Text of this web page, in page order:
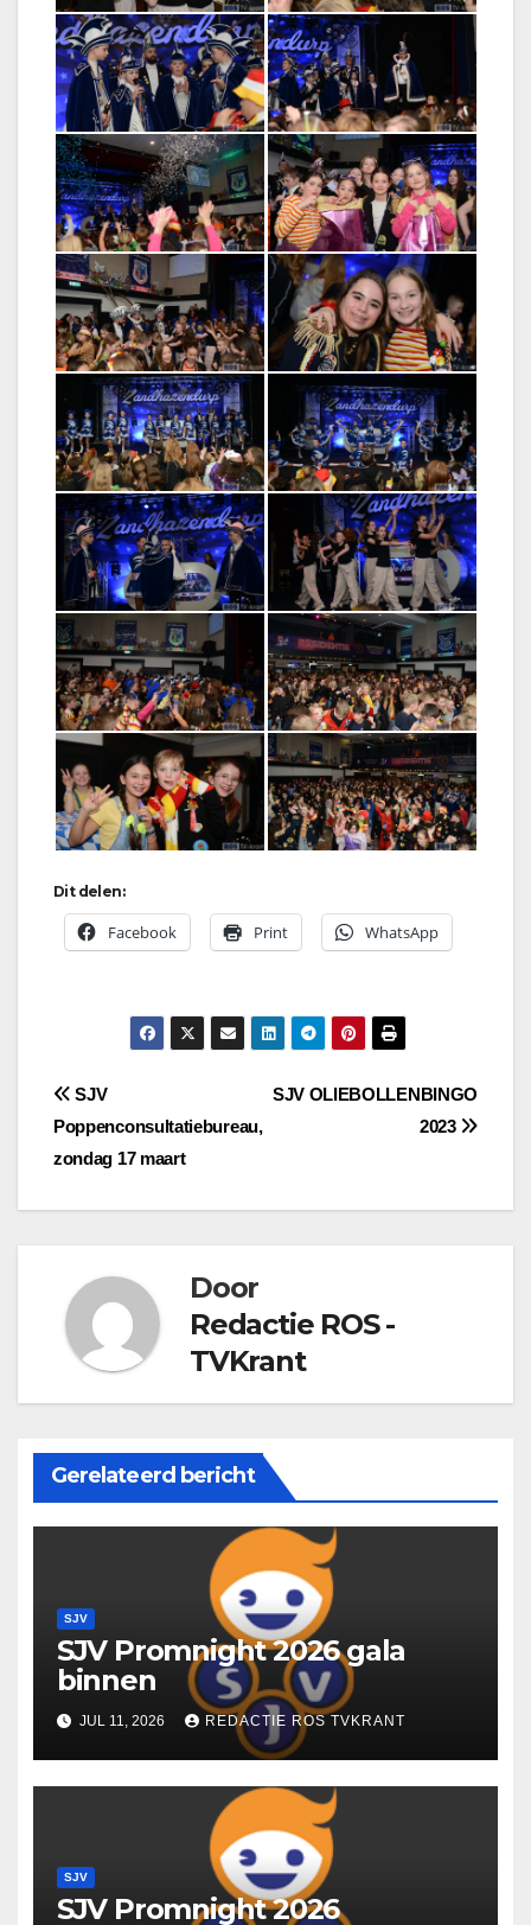
Dit delen:
Facebook Print WhatsApp
Bericht
navigatie
SJV OLIEBOLLENBINGO
2023
SJV
Poppenconsultatiebureau,
zondag 17 maart
Door
Redactie ROS -
TVKrant
Gerelateerd bericht
SJV
SJV Promnight 2026 gala
binnen
JUL 11, 2026 REDACTIE ROS TVKRANT
SJV
SJV Promnight 2026